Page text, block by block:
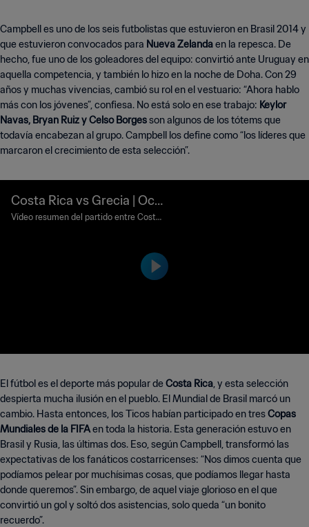
Campbell es uno de los seis futbolistas que estuvieron en Brasil 2014 y
que estuvieron convocados para Nueva Zelandaen la repesca. De
hecho, fue uno de los goleadores del equipo: convirtió ante Uruguay en
aquella competencia, y también lo hizo en la noche de Doha. Con 29
años y muchas vivencias, cambió su rol en el vestuario: “Ahora hablo
más con los jóvenes”, confiesa. No está solo en ese trabajo: Keylor
Navas, Bryan Ruiz y Celso Borgesson algunos de los tótems que
todavía encabezan al grupo. Campbell los define como “los líderes que
marcaron el crecimiento de esta selección”.
Costa Rica vs Grecia | Oct
avos de final | Copa Mundi
Vídeo resumen del partido entre Costa
El fútbol es el deporte más popular deCosta Rica, y esta selección
despierta mucha ilusión en el pueblo. El Mundial de Brasil marcó un
cambio. Hasta entonces, los Ticos habían participado en tresCopas
Mundiales de la FIFAen toda la historia. Esta generación estuvo en
Brasil y Rusia, las últimas dos. Eso, según Campbell, transformó las
expectativas de los fanáticos costarricenses: “Nos dimos cuenta que
podíamos pelear por muchísimas cosas, que podíamos llegar hasta
donde queremos”. Sin embargo, de aquel viaje glorioso en el que
convirtió un gol y soltó dos asistencias, solo queda “un bonito
recuerdo”.